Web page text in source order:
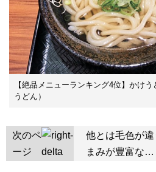
【絶品メニューランキング4位】かけ
うどん）
次のペ
ージ
他とは毛色が
まみが豊富な…